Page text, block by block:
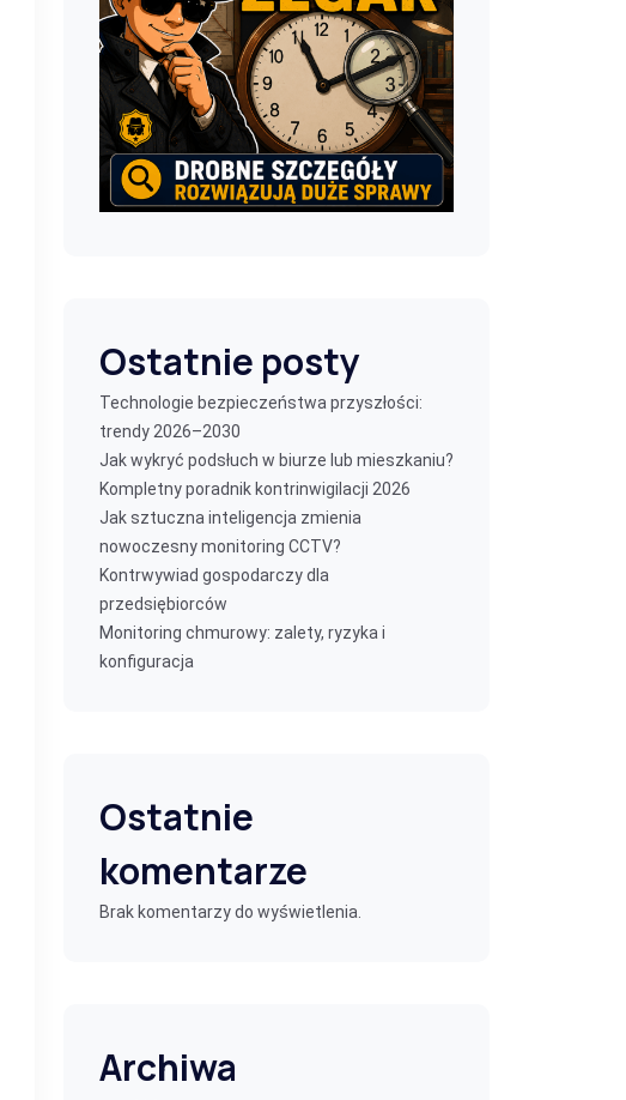
Ostatnie posty
Technologie bezpieczeństwa przyszłości:
trendy 2026–2030
Jak wykryć podsłuch w biurze lub mieszkaniu?
Kompletny poradnik kontrinwigilacji 2026
Jak sztuczna inteligencja zmienia
nowoczesny monitoring CCTV?
Kontrwywiad gospodarczy dla
przedsiębiorców
Monitoring chmurowy: zalety, ryzyka i
konfiguracja
Ostatnie
komentarze
Brak komentarzy do wyświetlenia.
Archiwa